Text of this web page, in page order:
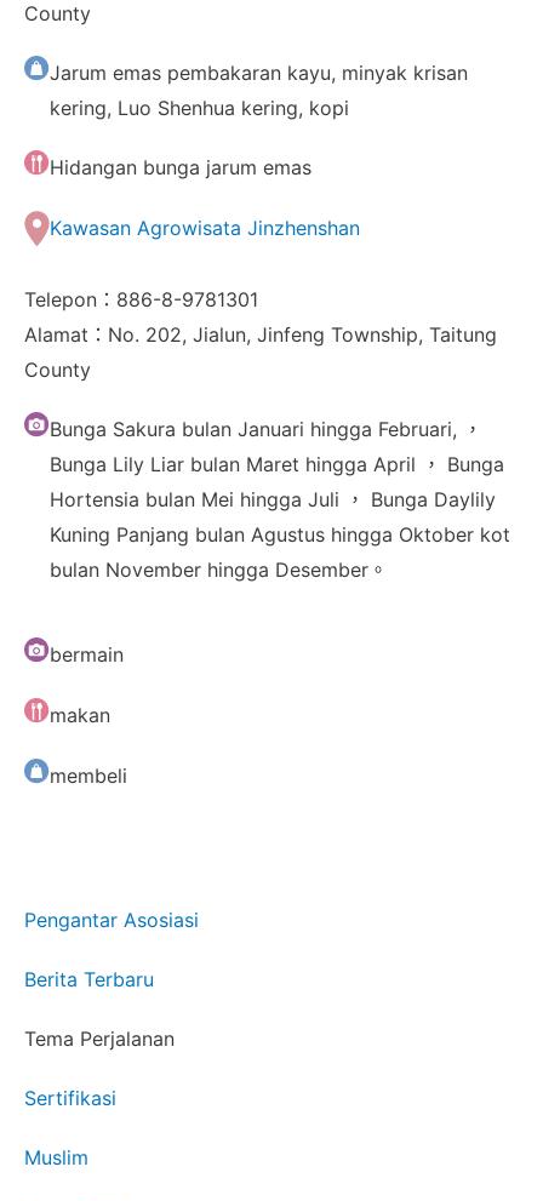
County
Jarum emas pembakaran kayu, minyak krisan
kering, Luo Shenhua kering, kopi
Hidangan bunga jarum emas
Kawasan Agrowisata Jinzhenshan
Telepon：886-8-9781301
Alamat：No. 202, Jialun, Jinfeng Township, Taitung
County
Bunga Sakura bulan Januari hingga Februari, ，
Bunga Lily Liar bulan Maret hingga April ， Bunga
Hortensia bulan Mei hingga Juli ， Bunga Daylily
Kuning Panjang bulan Agustus hingga Oktober kot
bulan November hingga Desember。
bermain
makan
membeli
Pengantar Asosiasi
Berita Terbaru
Tema Perjalanan
Sertifikasi
Muslim